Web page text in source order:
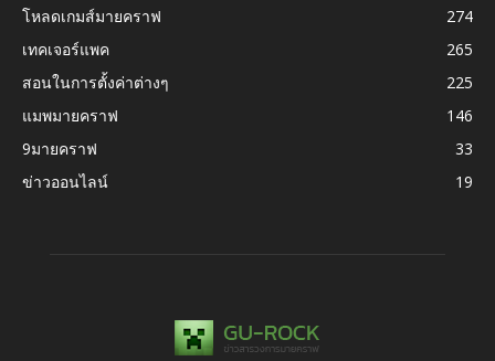
โหลดเกมส์มายคราฟ
274
เทคเจอร์แพค
265
สอนในการตั้งค่าต่างๆ
225
แมพมายคราฟ
146
9มายคราฟ
33
ข่าวออนไลน์
19